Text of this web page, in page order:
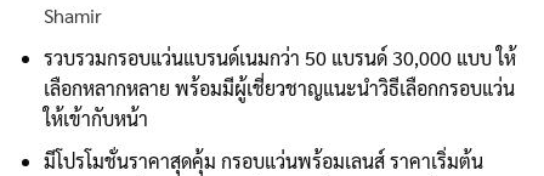
Shamir
รวบรวมกรอบแว่นแบรนด์เนมกว่า 50 แบรนด์ 30,000 แบบ ให้
เลือกหลากหลาย พร้อมมีผู้เชี่ยวชาญแนะนำวิธีเลือกกรอบแว่น
ให้เข้ากับหน้า
มีโปรโมชั่นราคาสุดคุ้ม กรอบแว่นพร้อมเลนส์ ราคาเริ่มต้น